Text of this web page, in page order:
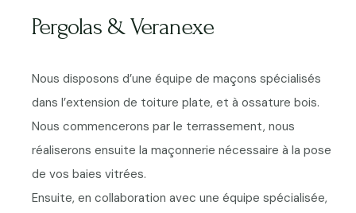
Pergolas & Veranexe
Nous disposons d’une équipe de maçons spécialisés
dans l’extension de toiture plate, et à ossature bois.
Nous commencerons par le terrassement, nous
réaliserons ensuite la maçonnerie nécessaire à la pose
de vos baies vitrées.
Ensuite, en collaboration avec une équipe spécialisée,